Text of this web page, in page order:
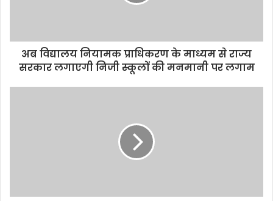
अब विद्यालय नियामक प्राधिकरण के माध्यम से राज्य
सरकार लगाएगी निजी स्कूलों की मनमानी पर लगाम